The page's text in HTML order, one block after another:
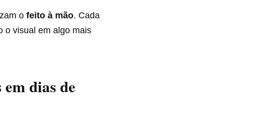
o feito à mão. Cada
o visual em algo mais
dias de